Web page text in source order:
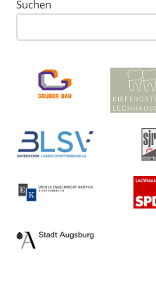
Suchen